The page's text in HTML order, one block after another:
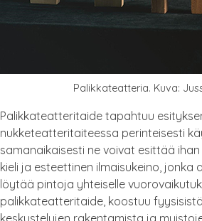
Palikkateatteria. Kuva:
Palikkateatteritaide tapahtuu
nukketeatteritaiteessa perinteisesti
samanaikaisesti ne voivat esittää
kieli ja esteettinen ilmaisukeino,
löytää pintoja yhteiselle
palikkateatteritaide, koostuu
keskustelujen rakentamista ja